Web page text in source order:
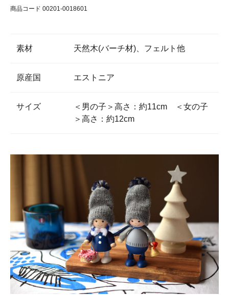
商品コード 00201-0018601
素材 天然木(バーチ材)、フェルト他
原産国 エストニア
サイズ
＜男の子＞高さ：約11cm ＜女の子
＞高さ：約12cm